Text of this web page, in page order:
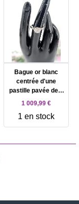
Bague or blanc
centrée d'une
pastille pavée de 9
diamants d'environ
Millième (18 CT)
5,23g
1 009,99 €
1 en stock